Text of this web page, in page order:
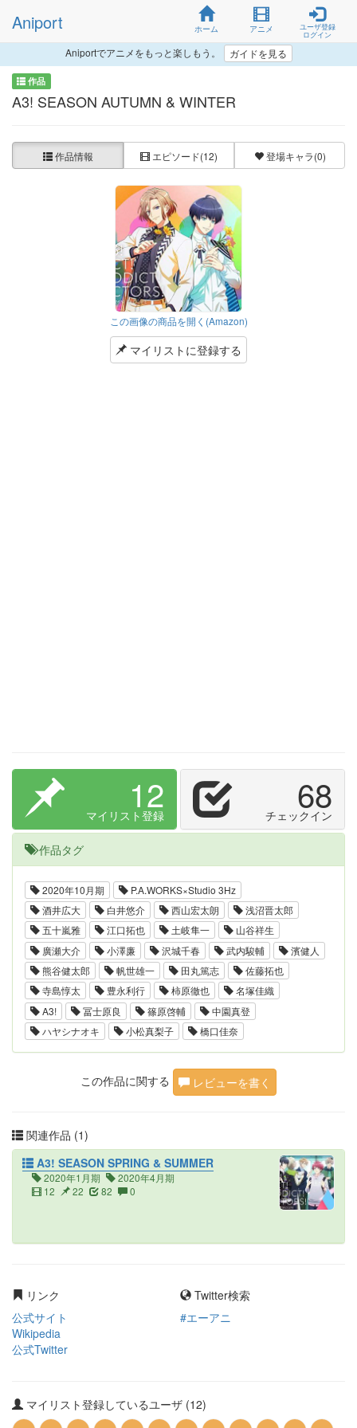
Aniport ホーム アニメ
ユーザ登録
ログイン
Aniportでアニメをもっと楽しもう。 ガイドを見る
作品
A3! SEASON AUTUMN & WINTER
作品情報 エピソード(12) 登場キャラ(0)
この画像の商品を開く(Amazon)
マイリストに登録する
12
マイリスト登録 68
チェックイン
作品タグ
2020年10月期
P.A.WORKS×Studio 3Hz
酒井広大
白井悠介 西山宏太朗
浅沼晋太郎
五十嵐雅
江口拓也 土岐隼一
山谷祥生
廣瀬大介
小澤廉 沢城千春 武内駿輔
濱健人
熊谷健太郎
帆世雄一 田丸篤志
佐藤拓也
寺島惇太
豊永利行 柿原徹也
名塚佳織
A3!
冨士原良 篠原啓輔
中園真登
ハヤシナオキ
小松真梨子 橋口佳奈
この作品に関する レビューを書く
関連作品 (1)
A3! SEASON SPRING & SUMMER
2020年1月期
2020年4月期
12
22 82 0
リンク
公式サイト
Wikipedia
公式Twitter
Twitter検索
#エーアニ
マイリスト登録しているユーザ (12)